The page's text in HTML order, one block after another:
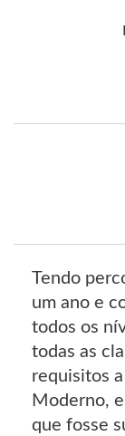
Tendo
um ano e
todos os
todas as
requisitos
Moderno,
que fosse